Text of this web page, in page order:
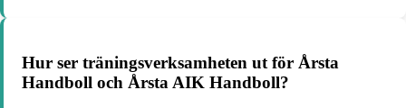
Hur ser träningsverksamheten ut för Årsta
Handboll och Årsta AIK Handboll?